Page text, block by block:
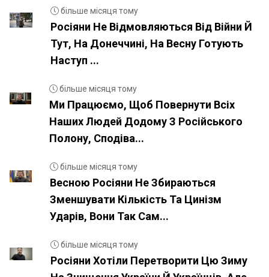
більше місяця тому
Росіяни Не Відмовляються Від Війни Й
Тут, На Донеччині, На Весну Готують
Наступ ...
більше місяця тому
Ми Працюємо, Щоб Повернути Всіх
Наших Людей Додому З Російського
Полону, Сподіва...
більше місяця тому
Весною Росіяни Не Збираються
Зменшувати Кількість Та Цинізм
Ударів, Вони Так Сам...
більше місяця тому
Росіяни Хотіли Перетворити Цю Зиму